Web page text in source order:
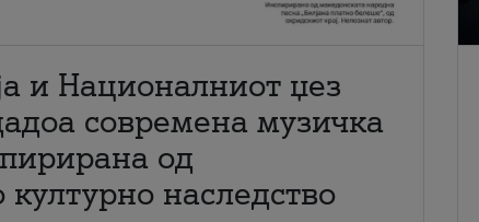
и Националниот џез
современа музичка
од
наследство